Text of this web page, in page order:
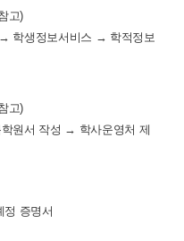
고)
학생정보서비스 → 학적정보
고)
원서 작성 → 학사운영처 제
정 증명서